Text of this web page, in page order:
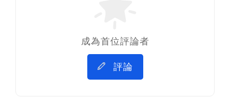
成為首位評論者
評論